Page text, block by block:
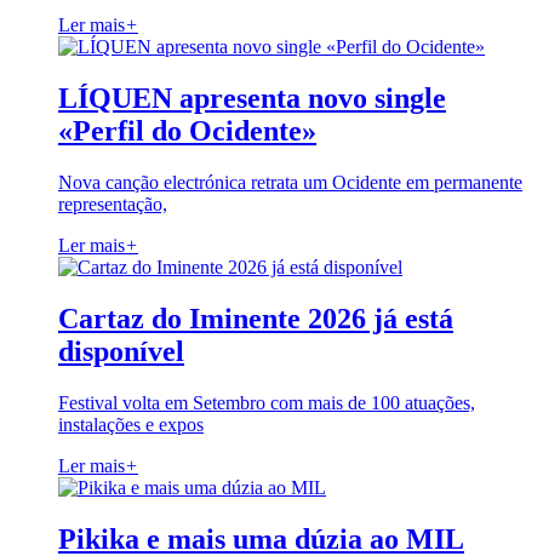
Ler mais+
LÍQUEN apresenta novo single
«Perfil do Ocidente»
Nova canção electrónica retrata um Ocidente em permanente
representação,
Ler mais+
Cartaz do Iminente 2026 já está
disponível
Festival volta em Setembro com mais de 100 atuações,
instalações e expos
Ler mais+
Pikika e mais uma dúzia ao MIL